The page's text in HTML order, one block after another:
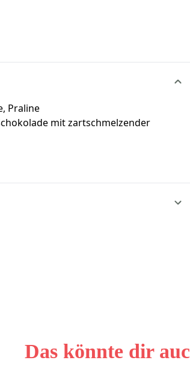
Praline
mit zartschmelzender
Das könnte dir